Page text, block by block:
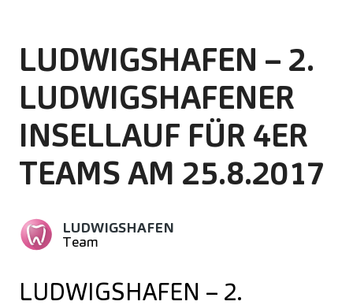
LUDWIGSHAFEN – 2.
LUDWIGSHAFENER
INSELLAUF FÜR 4ER
TEAMS AM 25.8.2017
LUDWIGSHAFEN
Team
LUDWIGSHAFEN – 2.